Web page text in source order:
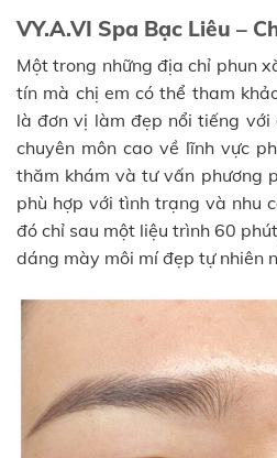
VY.A.VI Spa Bạc Liêu –
Một trong những địa chỉ phun
tín mà chị em có thể tham
là đơn vị làm đẹp nổi tiếng
chuyên môn cao về lĩnh vực
thăm khám và tư vấn phương
phù hợp với tình trạng và nhu
đó chỉ sau một liệu trình 60
dáng mày môi mí đẹp tự nhiên